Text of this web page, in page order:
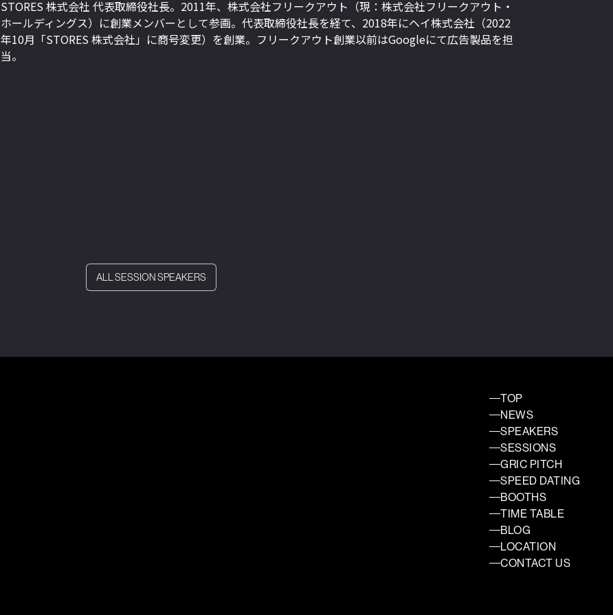
STORES 株式会社 代表取締役社長。2011年、株式会社フリークアウト（現：株式会社フリークアウト・
ホールディングス）に創業メンバーとして参画。代表取締役社長を経て、2018年にヘイ株式会社（2022
年10月「STORES 株式会社」に商号変更）を創業。フリークアウト創業以前はGoogleにて広告製品を担
当。
ALL SESSION SPEAKERS
TOP
NEWS
SPEAKERS
SESSIONS
GRIC PITCH
SPEED DATING
BOOTHS
TIME TABLE
BLOG
LOCATION
CONTACT US